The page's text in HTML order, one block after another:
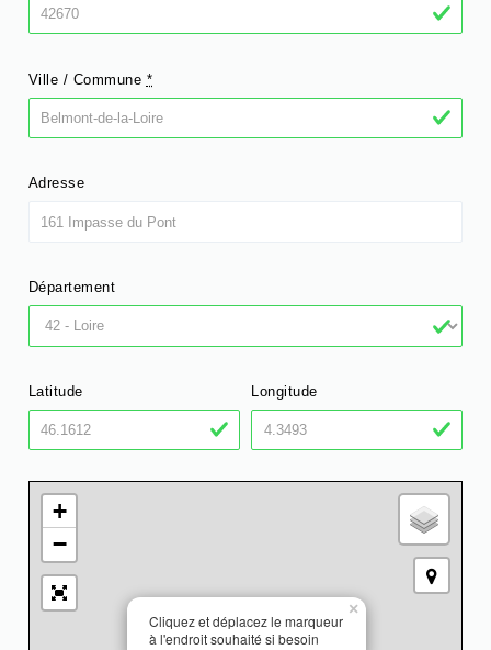
Ville / Commune *
Adresse
Département
Latitude Longitude
Cliquez et déplacez le marqueur
à l'endroit souhaité si besoin
×
+
−